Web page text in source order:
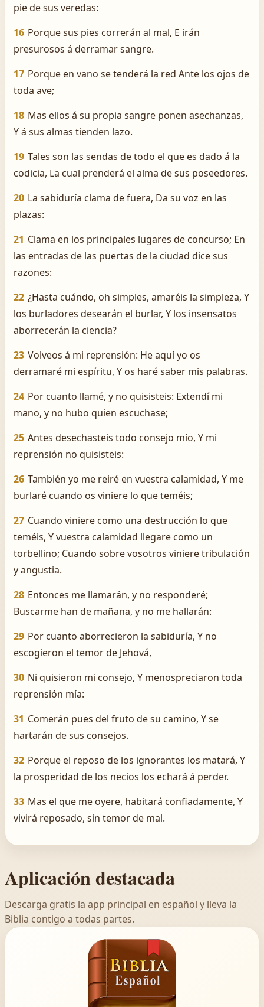
pie de sus veredas:
16 Porque sus pies correrán al mal, E irán
presurosos á derramar sangre.
17 Porque en vano se tenderá la red Ante los ojos de
toda ave;
18 Mas ellos á su propia sangre ponen asechanzas,
Y á sus almas tienden lazo.
19 Tales son las sendas de todo el que es dado á la
codicia, La cual prenderá el alma de sus poseedores.
20 La sabiduría clama de fuera, Da su voz en las
plazas:
21 Clama en los principales lugares de concurso; En
las entradas de las puertas de la ciudad dice sus
razones:
22 ¿Hasta cuándo, oh simples, amaréis la simpleza, Y
los burladores desearán el burlar, Y los insensatos
aborrecerán la ciencia?
23 Volveos á mi reprensión: He aquí yo os
derramaré mi espíritu, Y os haré saber mis palabras.
24 Por cuanto llamé, y no quisisteis: Extendí mi
mano, y no hubo quien escuchase;
25 Antes desechasteis todo consejo mío, Y mi
reprensión no quisisteis:
26 También yo me reiré en vuestra calamidad, Y me
burlaré cuando os viniere lo que teméis;
27 Cuando viniere como una destrucción lo que
teméis, Y vuestra calamidad llegare como un
torbellino; Cuando sobre vosotros viniere tribulación
y angustia.
28 Entonces me llamarán, y no responderé;
Buscarme han de mañana, y no me hallarán:
29 Por cuanto aborrecieron la sabiduría, Y no
escogieron el temor de Jehová,
30 Ni quisieron mi consejo, Y menospreciaron toda
reprensión mía:
31 Comerán pues del fruto de su camino, Y se
hartarán de sus consejos.
32 Porque el reposo de los ignorantes los matará, Y
la prosperidad de los necios los echará á perder.
33 Mas el que me oyere, habitará confiadamente, Y
vivirá reposado, sin temor de mal.
Aplicación destacada
Descarga gratis la app principal en español y lleva la
Biblia contigo a todas partes.